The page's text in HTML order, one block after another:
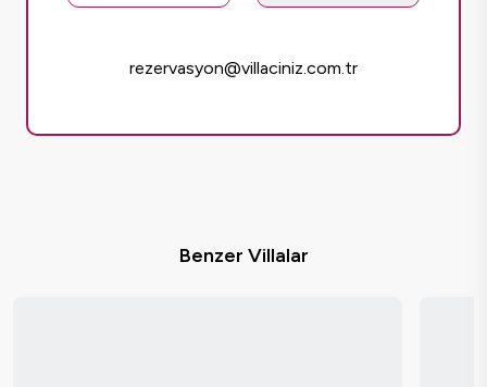
rezervasyon@villaciniz.com.tr
Benzer Villalar